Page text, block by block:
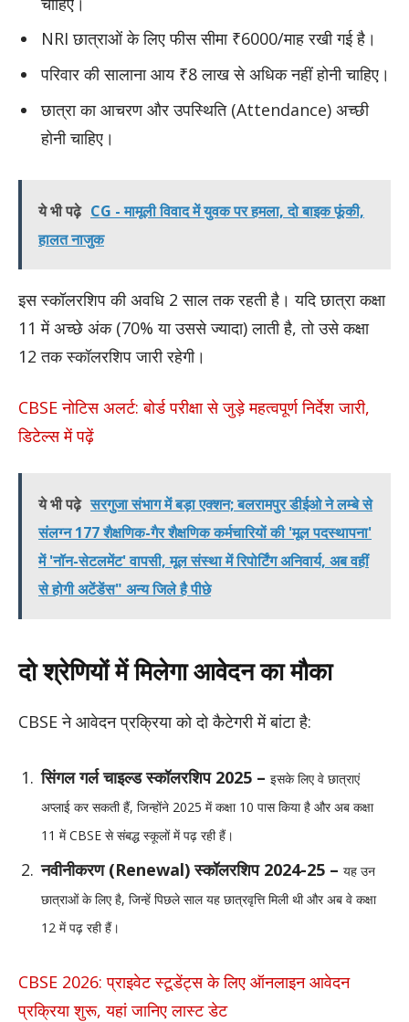
NRI छात्राओं के लिए फीस सीमा ₹6000/माह रखी गई है।
परिवार की सालाना आय ₹8 लाख से अधिक नहीं होनी चाहिए।
छात्रा का आचरण और उपस्थिति (Attendance) अच्छी
होनी चाहिए।
ये भी पढ़े CG - मामूली विवाद में युवक पर हमला, दो बाइक फूंकी,
हालत नाजुक
इस स्कॉलरशिप की अवधि 2 साल तक रहती है। यदि छात्रा कक्षा
11 में अच्छे अंक (70% या उससे ज्यादा) लाती है, तो उसे कक्षा
12 तक स्कॉलरशिप जारी रहेगी।
CBSE नोटिस अलर्ट: बोर्ड परीक्षा से जुड़े महत्वपूर्ण निर्देश जारी,
डिटेल्स में पढ़ें
ये भी पढ़े सरगुजा संभाग में बड़ा एक्शन; बलरामपुर डीईओ ने लम्बे से
संलग्न 177 शैक्षणिक-गैर शैक्षणिक कर्मचारियों की 'मूल पदस्थापना'
में 'नॉन-सेटलमेंट' वापसी, मूल संस्था में रिपोर्टिंग अनिवार्य, अब वहीं
से होगी अटेंडेंस" अन्य जिले है पीछे
दो श्रेणियों में मिलेगा आवेदन का मौका
CBSE ने आवेदन प्रक्रिया को दो कैटेगरी में बांटा है:
सिंगल गर्ल चाइल्ड स्कॉलरशिप 2025 – इसके लिए वे छात्राएं
अप्लाई कर सकती हैं, जिन्होंने 2025 में कक्षा 10 पास किया है और अब कक्षा
11 में CBSE से संबद्ध स्कूलों में पढ़ रही हैं।
नवीनीकरण (Renewal) स्कॉलरशिप 2024-25 – यह उन
छात्राओं के लिए है, जिन्हें पिछले साल यह छात्रवृत्ति मिली थी और अब वे कक्षा
12 में पढ़ रही हैं।
CBSE 2026: प्राइवेट स्टूडेंट्स के लिए ऑनलाइन आवेदन
प्रक्रिया शुरू, यहां जानिए लास्ट डेट